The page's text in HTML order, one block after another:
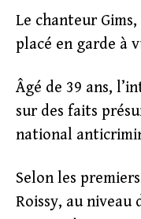
Le chanteur
placé en garde à
Âgé de 39 ans,
sur des faits
national
Selon les
Roissy, au niveau